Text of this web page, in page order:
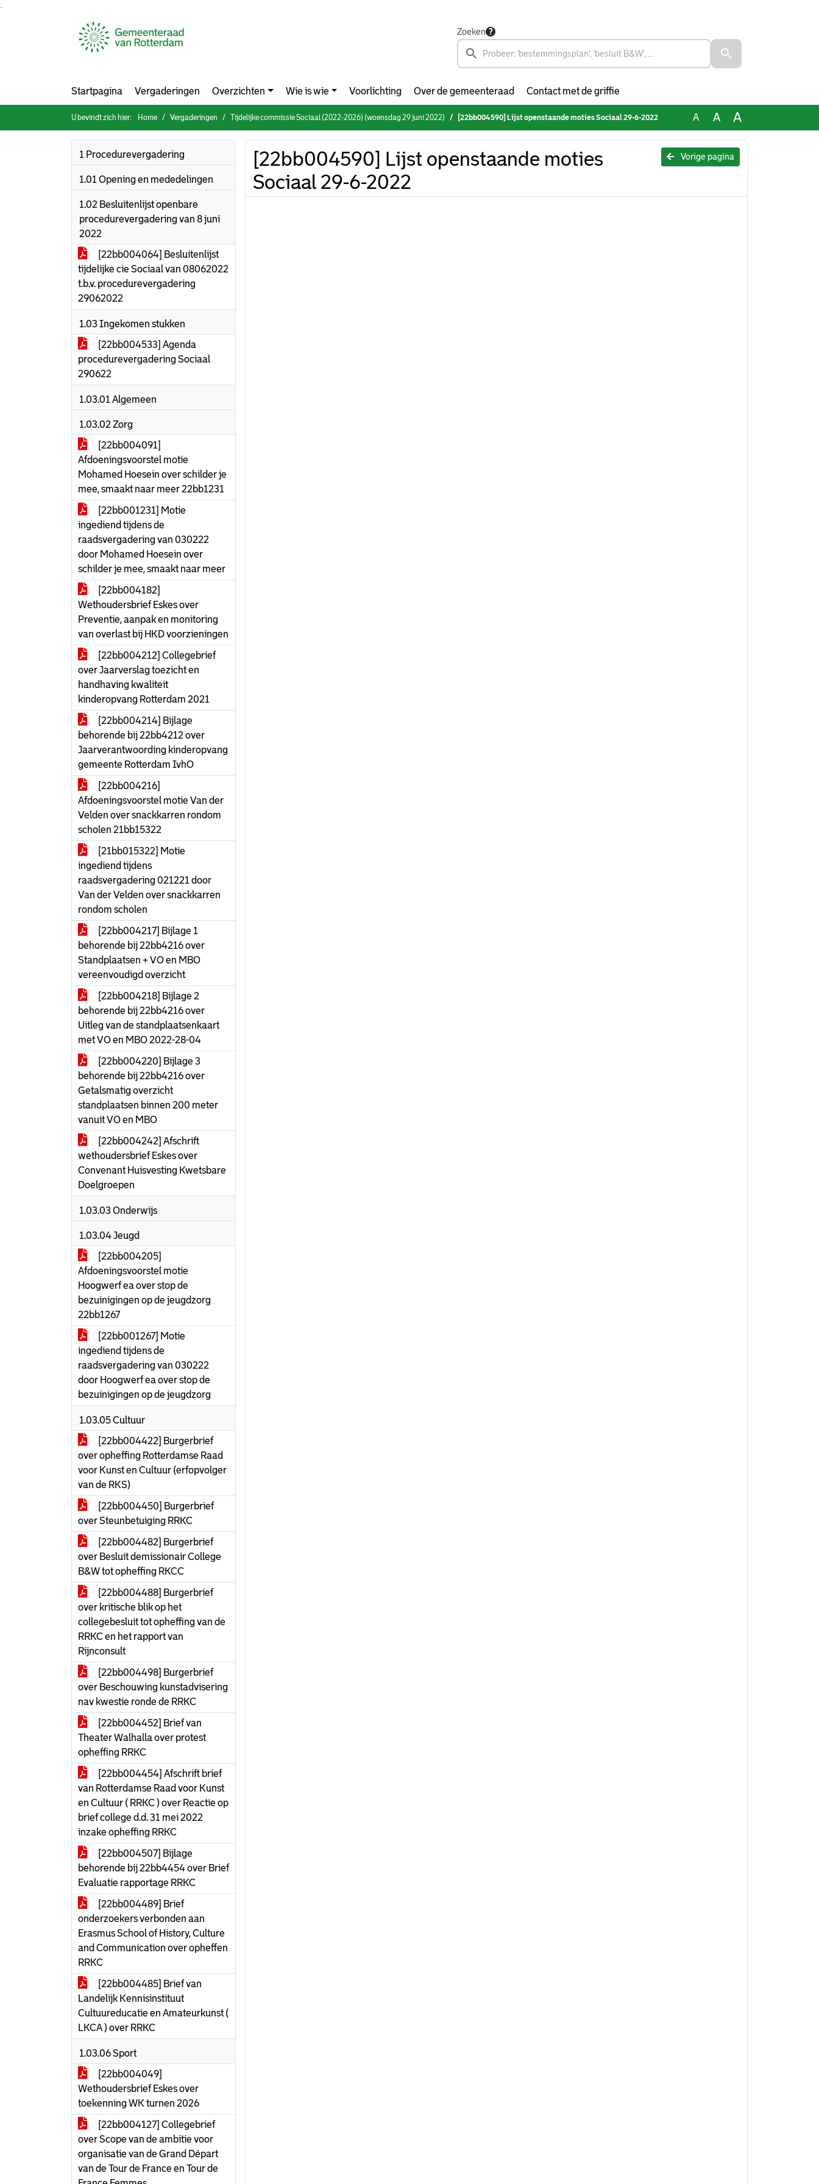
Zoeken
Startpagina Vergaderingen Overzichten Wie is wie Voorlichting Over de gemeenteraad Contact met de griffie
U bevindt zich hier: Home Vergaderingen Tijdelijke commissie Sociaal (2022-2026) (woensdag 29 juni 2022) [22bb004590] Lijst openstaande moties Sociaal 29-6-2022 A A A
1 Procedurevergadering
1.01 Opening en mededelingen
1.02 Besluitenlijst openbare
procedurevergadering van 8 juni
2022
[22bb004064] Besluitenlijst
tijdelijke cie Sociaal van 08062022
t.b.v. procedurevergadering
29062022
1.03 Ingekomen stukken
[22bb004533] Agenda
procedurevergadering Sociaal
290622
1.03.01 Algemeen
1.03.02 Zorg
[22bb004091]
Afdoeningsvoorstel motie
Mohamed Hoesein over schilder je
mee, smaakt naar meer 22bb1231
[22bb001231] Motie
ingediend tijdens de
raadsvergadering van 030222
door Mohamed Hoesein over
schilder je mee, smaakt naar meer
[22bb004182]
Wethoudersbrief Eskes over
Preventie, aanpak en monitoring
van overlast bij HKD voorzieningen
[22bb004212] Collegebrief
over Jaarverslag toezicht en
handhaving kwaliteit
kinderopvang Rotterdam 2021
[22bb004214] Bijlage
behorende bij 22bb4212 over
Jaarverantwoording kinderopvang
gemeente Rotterdam IvhO
[22bb004216]
Afdoeningsvoorstel motie Van der
Velden over snackkarren rondom
scholen 21bb15322
[21bb015322] Motie
ingediend tijdens
raadsvergadering 021221 door
Van der Velden over snackkarren
rondom scholen
[22bb004217] Bijlage 1
behorende bij 22bb4216 over
Standplaatsen + VO en MBO
vereenvoudigd overzicht
[22bb004218] Bijlage 2
behorende bij 22bb4216 over
Uitleg van de standplaatsenkaart
met VO en MBO 2022-28-04
[22bb004220] Bijlage 3
behorende bij 22bb4216 over
Getalsmatig overzicht
standplaatsen binnen 200 meter
vanuit VO en MBO
[22bb004242] Afschrift
wethoudersbrief Eskes over
Convenant Huisvesting Kwetsbare
Doelgroepen
1.03.03 Onderwijs
1.03.04 Jeugd
[22bb004205]
Afdoeningsvoorstel motie
Hoogwerf ea over stop de
bezuinigingen op de jeugdzorg
22bb1267
[22bb001267] Motie
ingediend tijdens de
raadsvergadering van 030222
door Hoogwerf ea over stop de
bezuinigingen op de jeugdzorg
1.03.05 Cultuur
[22bb004422] Burgerbrief
over opheffing Rotterdamse Raad
voor Kunst en Cultuur (erfopvolger
van de RKS)
[22bb004450] Burgerbrief
over Steunbetuiging RRKC
[22bb004482] Burgerbrief
over Besluit demissionair College
B&W tot opheffing RKCC
[22bb004488] Burgerbrief
over kritische blik op het
collegebesluit tot opheffing van de
RRKC en het rapport van
Rijnconsult
[22bb004498] Burgerbrief
over Beschouwing kunstadvisering
nav kwestie ronde de RRKC
[22bb004452] Brief van
Theater Walhalla over protest
opheffing RRKC
[22bb004454] Afschrift brief
van Rotterdamse Raad voor Kunst
en Cultuur ( RRKC ) over Reactie op
brief college d.d. 31 mei 2022
inzake opheffing RRKC
[22bb004507] Bijlage
behorende bij 22bb4454 over Brief
Evaluatie rapportage RRKC
[22bb004489] Brief
onderzoekers verbonden aan
Erasmus School of History, Culture
and Communication over opheffen
RRKC
[22bb004485] Brief van
Landelijk Kennisinstituut
Cultuureducatie en Amateurkunst (
LKCA ) over RRKC
1.03.06 Sport
[22bb004049]
Wethoudersbrief Eskes over
toekenning WK turnen 2026
[22bb004127] Collegebrief
over Scope van de ambitie voor
organisatie van de Grand Départ
van de Tour de France en Tour de
Vorige pagina
[22bb004590] Lijst openstaande moties
Sociaal 29-6-2022